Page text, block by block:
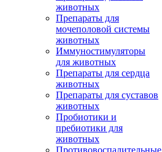
животных
Препараты для
мочеполовой системы
животных
Иммуностимуляторы
для животных
Препараты для сердца
животных
Препараты для суставов
животных
Пробиотики и
пребиотики для
животных
Противовоспалительные